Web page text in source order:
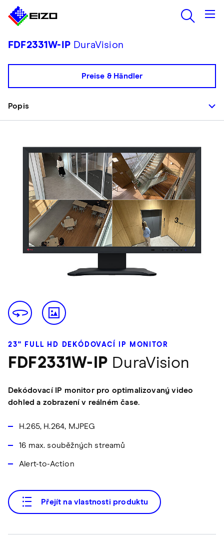
FDF2331W-IPDuraVision
Popis
Preise & Händler
23" FULL HD DEKÓDOVACÍ IP MONITOR
FDF2331W-IPDuraVision
Dekódovací IP monitor pro optimalizovaný video
dohled a zobrazení v reálném čase.
H.265, H.264, MJPEG
16 max. souběžných streamů
Alert-to-Action
Přejít na vlastnosti produktu